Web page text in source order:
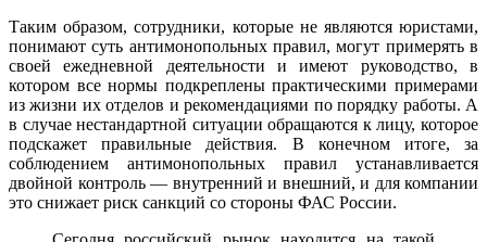
Таким образом, сотрудники, которые не являются юристами,
понимают суть антимонопольных правил, могут примерять в
своей ежедневной деятельности и имеют руководство, в
котором все нормы подкреплены практическими примерами
из жизни их отделов и рекомендациями по порядку работы. А
в случае нестандартной ситуации обращаются к лицу, которое
подскажет правильные действия. В конечном итоге, за
соблюдением антимонопольных правил устанавливается
двойной контроль — внутренний и внешний, и для компании
это снижает риск санкций со стороны ФАС России.